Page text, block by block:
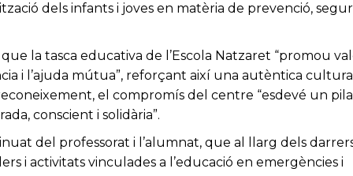
dels infants i joves en matèria de prevenció,
la tasca educativa de l’Escola Natzaret “promou
i l’ajuda mútua”, reforçant així una autèntica
el compromís del centre “esdevé un
conscient i solidària”.
del professorat i l’alumnat, que al llarg dels
i activitats vinculades a l’educació en emergències i